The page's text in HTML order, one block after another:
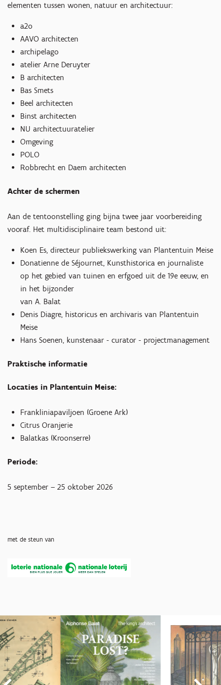
elementen tussen wonen, natuur en architectuur:
a2o
AAVO architecten
archipelago
atelier Arne Deruyter
B architecten
Bas Smets
Beel architecten
Binst architecten
NU architectuuratelier
Omgeving
POLO
Robbrecht en Daem architecten
Achter de schermen
Aan de tentoonstelling ging bijna twee jaar voorbereiding
vooraf. Het multidisciplinaire team bestond uit:
Koen Es, directeur publiekswerking van Plantentuin Meise
Donatienne de Séjournet, Kunsthistorica en journaliste
op het gebied van tuinen en erfgoed uit de 19e eeuw, en
in het bijzonder
van A. Balat
Denis Diagre, historicus en archivaris van Plantentuin
Meise
Hans Soenen, kunstenaar - curator - projectmanagement
Praktische informatie
Locaties in Plantentuin Meise:
Frankliniapaviljoen (Groene Ark)
Citrus Oranjerie
Balatkas (Kroonserre)
Periode:
5 september – 25 oktober 2026
met de steun van
Überspringen